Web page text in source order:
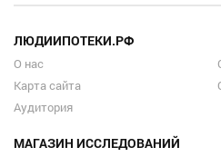
ЛЮДИИПОТЕКИ.РФ
О нас
Карта сайта
Аудитория
МАГАЗИН ИССЛЕДОВАНИЙ